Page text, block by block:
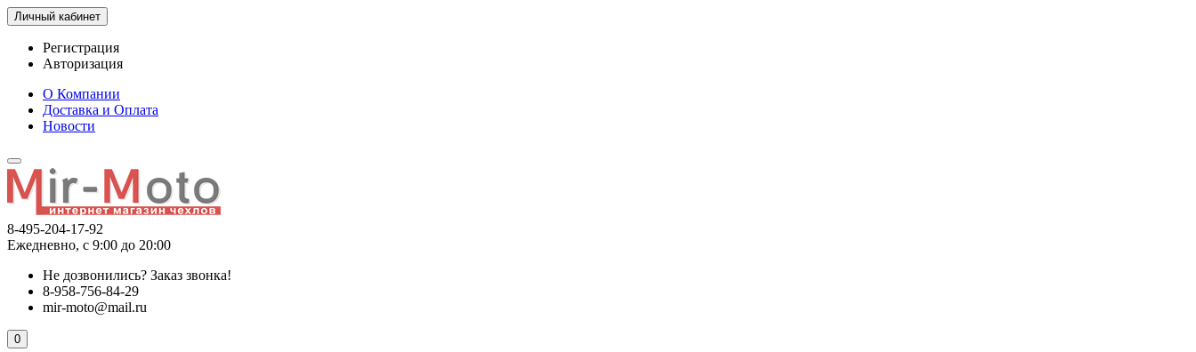
Личный кабинет
Регистрация
Авторизация
О Компании
Доставка и Оплата
Новости
8-495-204-17-92
Ежедневно, с 9:00 до 20:00
Не дозвонились? Заказ звонка!
8-958-756-84-29
mir-moto@mail.ru
0